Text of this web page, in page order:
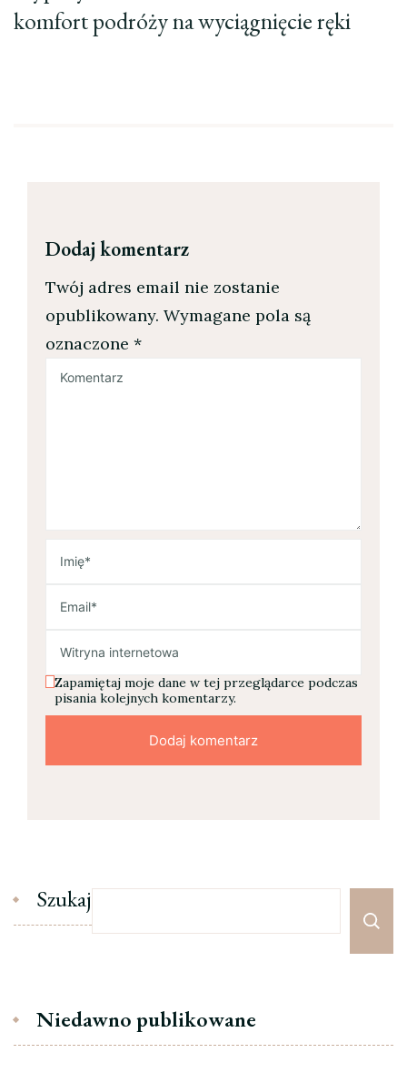
komfort podróży na wyciągnięcie ręki
Dodaj komentarz
Twój adres email nie zostanie
opublikowany. Wymagane pola są
oznaczone *
Zapamiętaj moje dane w tej przeglądarce podczas
pisania kolejnych komentarzy.
Szukaj
Niedawno publikowane